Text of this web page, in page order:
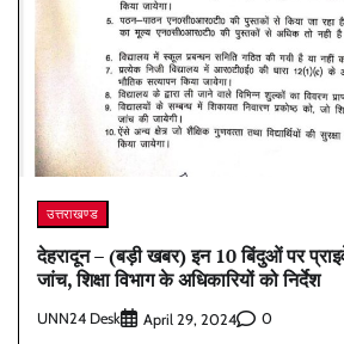
उत्तराखण्ड
देहरादून – (बड़ी खबर) इन 10 बिंदुओं पर
जांच, शिक्षा विभाग के अधिकारियों को निर्देश
UNN24 Desk April 29, 2024 0